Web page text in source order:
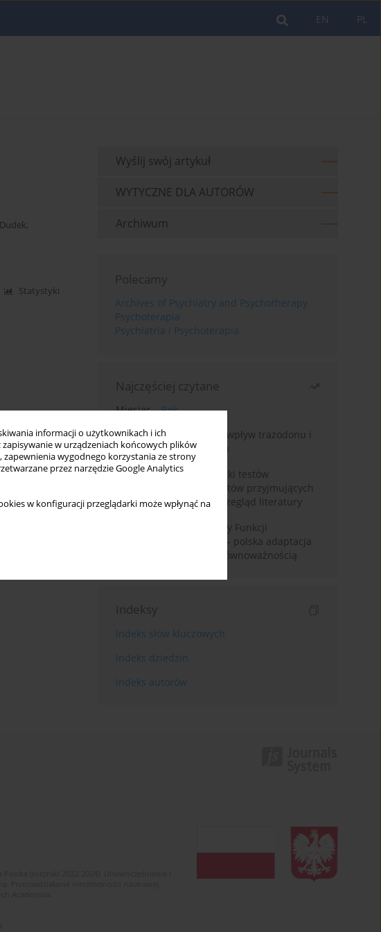
informacji o użytkownikach i ich
w urządzeniach końcowych plików
zapewnienia wygodnego korzystania ze strony
przez narzędzie Google Analytics
w konfiguracji przeglądarki może wpłynąć na
PL
EN
,
Statystyki
Wyślij swój artykuł
WYTYCZNE DLA AUTORÓW
Archiwum
Polecamy
Archives of Psychiatry and Psychotherapy
Psychoterapia
Psychiatria i Psychoterapia
Najczęściej czytane
Miesiąc
Rok
Leczenie bezsenności – wpływ trazodonu i
leków nasennych na sen
Fałszywie dodatnie wyniki testów
narkotykowych u pacjentów przyjmujących
leki psychotropowe – przegląd literatury
Montrealska Skala Oceny Funkcji
Poznawczych MoCA 7.2.– polska adaptacja
metody i badania nad równoważnością
Indeksy
Indeks słów kluczowych
Indeks dziedzin
Indeks autorów